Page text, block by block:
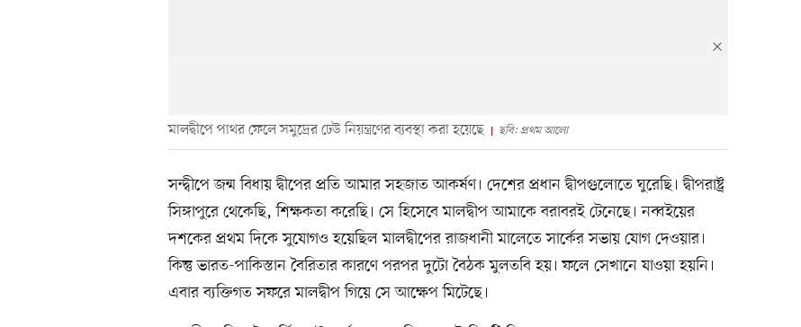
মালদ্বীপে পাথর ফেলে সমুদ্রের ঢেউ নিয়ন্ত্রণের ব্যবস্থা করা হয়েছে ছবি: প্রথম আলো
সন্দ্বীপে জন্ম বিধায় দ্বীপের প্রতি আমার সহজাত আকর্ষণ। দেশের প্রধান দ্বীপগুলোতে ঘুরেছি। দ্বীপরাষ্ট্র
সিঙ্গাপুরে থেকেছি, শিক্ষকতা করেছি। সে হিসেবে মালদ্বীপ আমাকে বরাবরই টেনেছে। নব্বইয়ের
দশকের প্রথম দিকে সুযোগও হয়েছিল মালদ্বীপের রাজধানী মালেতে সার্কের সভায় যোগ দেওয়ার।
কিন্তু ভারত-পাকিস্তান বৈরিতার কারণে পরপর দুটো বৈঠক মুলতবি হয়। ফলে সেখানে যাওয়া হয়নি।
এবার ব্যক্তিগত সফরে মালদ্বীপ গিয়ে সে আক্ষেপ মিটেছে।